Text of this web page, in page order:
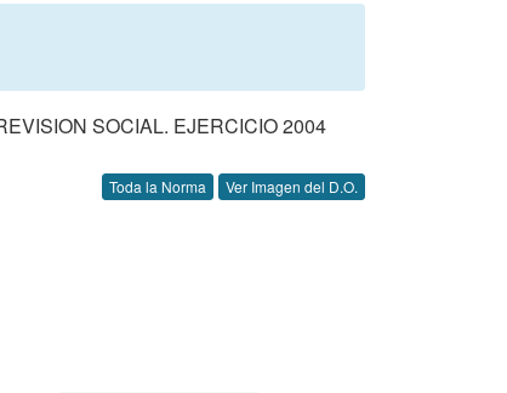
SOCIAL. EJERCICIO 2004
Toda la Norma Ver Imagen del D.O.